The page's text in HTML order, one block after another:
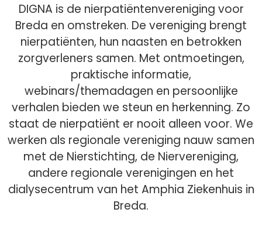
DIGNA is de nierpatiëntenvereniging voor
Breda en omstreken. De vereniging brengt
nierpatiënten, hun naasten en betrokken
zorgverleners samen. Met ontmoetingen,
praktische informatie,
webinars/themadagen en persoonlijke
verhalen bieden we steun en herkenning. Zo
staat de nierpatiënt er nooit alleen voor. We
werken als regionale vereniging nauw samen
met de Nierstichting, de Niervereniging,
andere regionale verenigingen en het
dialysecentrum van het Amphia Ziekenhuis in
Breda.